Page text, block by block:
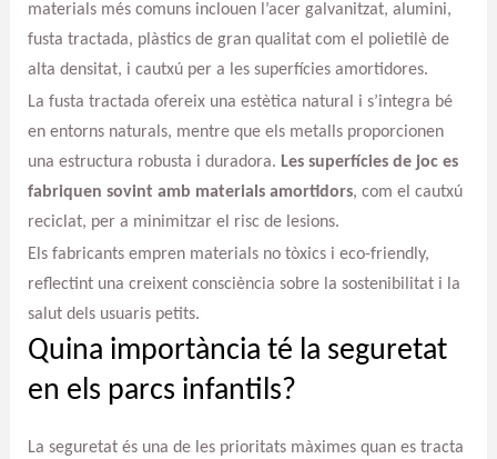
materials més comuns inclouen l’acer galvanitzat, alumini,
fusta tractada, plàstics de gran qualitat com el polietilè de
alta densitat, i cautxú per a les superfícies amortidores.
La fusta tractada ofereix una estètica natural i s’integra bé
en entorns naturals, mentre que els metalls proporcionen
una estructura robusta i duradora. Les superfícies de joc es
fabriquen sovint amb materials amortidors, com el cautxú
reciclat, per a minimitzar el risc de lesions.
Els fabricants empren materials no tòxics i eco-friendly,
reflectint una creixent consciència sobre la sostenibilitat i la
salut dels usuaris petits.
Quina importància té la seguretat
en els parcs infantils?
La seguretat és una de les prioritats màximes quan es tracta